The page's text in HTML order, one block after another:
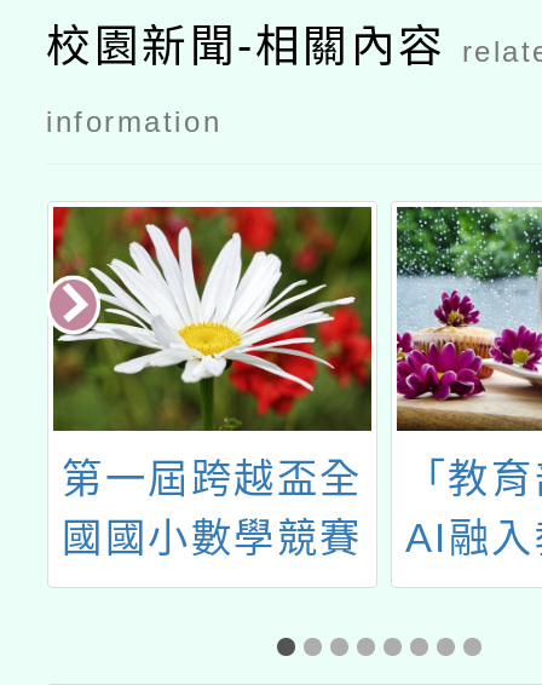
年度客語沉
浸式教學」
優良教案遴
年度客語沉
浸式教學」
校園新聞-相關內容
information
第一屆跨越盃全
國國小數學競賽
「教
AI融
培訓
「生